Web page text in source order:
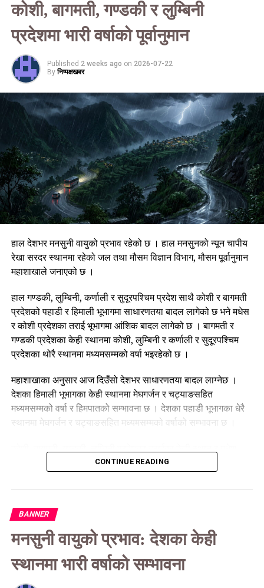
कोशी, बागमती, गण्डकी र लुम्बिनी
प्रदेशमा भारी वर्षाको पूर्वानुमान
Published 2 weeks ago on 2026-07-22
By निष्पक्षखबर
हाल देशभर मनसुनी वायुको प्रभाव रहेको छ । हाल मनसुनको न्यून चापीय
रेखा सरदर स्थानमा रहेको जल तथा मौसम विज्ञान विभाग, मौसम पूर्वानुमान
महाशाखाले जनाएको छ ।
हाल गण्डकी, लुम्बिनी, कर्णाली र सुदूरपश्चिम प्रदेश साथै कोशी र बागमती
प्रदेशको पहाडी र हिमाली भूभागमा साधारणतया बादल लागेको छ भने मधेस
र कोशी प्रदेशका तराई भूभागमा आंशिक बादल लागेको छ । बागमती र
गण्डकी प्रदेशका केही स्थानमा कोशी, लुम्बिनी र कर्णाली र सुदूरपश्चिम
प्रदेशका थोरै स्थानमा मध्यमसम्मको वर्षा भइरहेको छ ।
महाशाखाका अनुसार आज दिउँसो देशभर साधारणतया बादल लाग्नेछ ।
देशका हिमाली भूभागका केही स्थानमा मेघगर्जन र चट्याङसहित
मध्यमसम्मको वर्षा र हिमपातको सम्भावना छ । देशका पहाडी भूभागका धेरै
स्थानमा मेघगर्जन र चट्याङसहित मध्यमसम्मको वर्षाको सम्भावना छ ।
प्रदेश तथा सुदूरपश्चिमको तराई भूभागका थोरै स्थानमा मेघगर्जन र
प्रदेशका पहाडी तथा तराई भूभागका साथै कोशी र लुम्बिनी प्रदेशका पहाडी
भूभागको एकदुई स्थानमा भारी वर्षाको सम्भावना रहेको छ ।
त्यसैगरी आज राति देशभर साधारणतया बादल लाग्नेछ । कोशी, बागमती र
गण्डकी प्रदेशका हिमाली भूभागका केही स्थानमा तथा लुम्बिनी, कर्णाली र
सुदूरपश्चिम प्रदेशका हिमाली भूभागका थोरै स्थानमा मेघगर्जन र
चट्याङसहित मध्यमसम्मको वर्षा र हिमपातको सम्भावना छ
CONTINUE READING
BANNER
मनसुनी वायुको प्रभाव: देशका केही
स्थानमा भारी वर्षाको सम्भावना